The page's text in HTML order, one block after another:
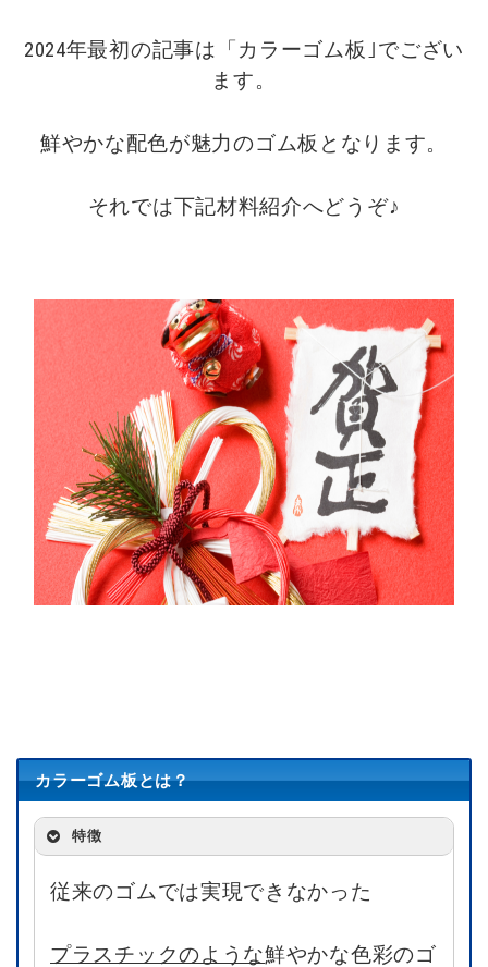
2024年最初の記事は「カラーゴム板｣でござい
ます。
鮮やかな配色が魅力のゴム板となります。
それでは下記材料紹介へどうぞ♪
カラーゴム板とは？
特徴
従来のゴムでは実現できなかった
プラスチックのような鮮やかな色彩のゴ